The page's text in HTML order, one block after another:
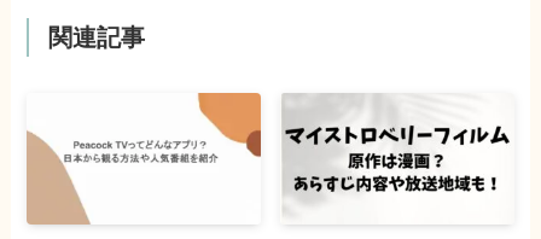
関連記事